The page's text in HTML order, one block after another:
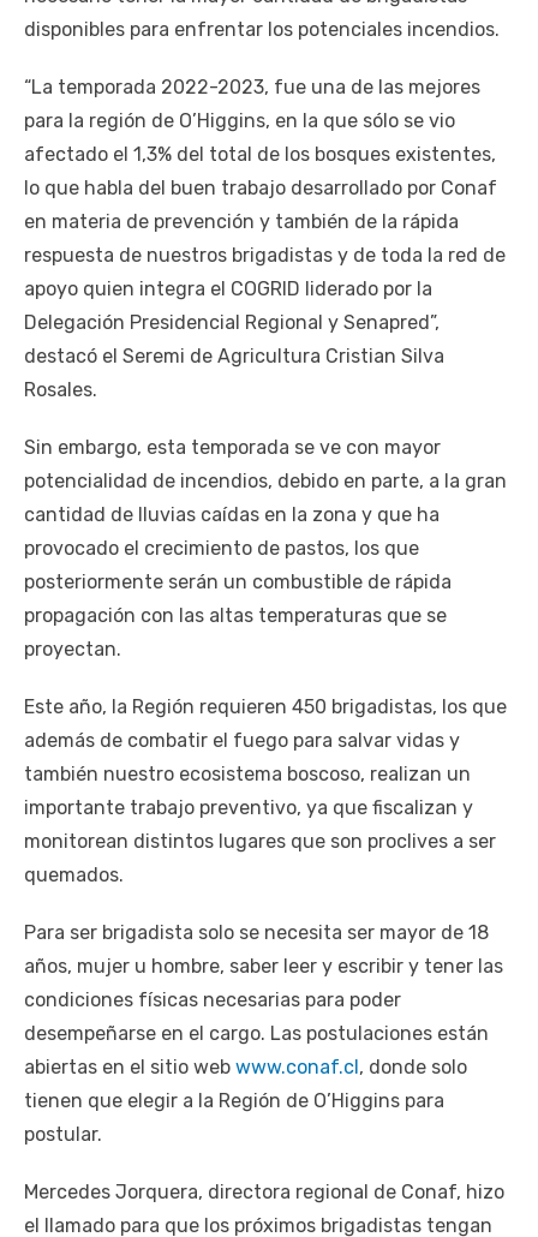
disponibles para enfrentar los potenciales incendios.
“La temporada 2022-2023, fue una de las mejores
para la región de O’Higgins, en la que sólo se vio
afectado el 1,3% del total de los bosques existentes,
lo que habla del buen trabajo desarrollado por Conaf
en materia de prevención y también de la rápida
respuesta de nuestros brigadistas y de toda la red de
apoyo quien integra el COGRID liderado por la
Delegación Presidencial Regional y Senapred”,
destacó el Seremi de Agricultura Cristian Silva
Rosales.
Sin embargo, esta temporada se ve con mayor
potencialidad de incendios, debido en parte, a la gran
cantidad de lluvias caídas en la zona y que ha
provocado el crecimiento de pastos, los que
posteriormente serán un combustible de rápida
propagación con las altas temperaturas que se
proyectan.
Este año, la Región requieren 450 brigadistas, los que
además de combatir el fuego para salvar vidas y
también nuestro ecosistema boscoso, realizan un
importante trabajo preventivo, ya que fiscalizan y
monitorean distintos lugares que son proclives a ser
quemados.
Para ser brigadista solo se necesita ser mayor de 18
años, mujer u hombre, saber leer y escribir y tener las
condiciones físicas necesarias para poder
desempeñarse en el cargo. Las postulaciones están
abiertas en el sitio web www.conaf.cl, donde solo
tienen que elegir a la Región de O’Higgins para
postular.
Mercedes Jorquera, directora regional de Conaf, hizo
el llamado para que los próximos brigadistas tengan